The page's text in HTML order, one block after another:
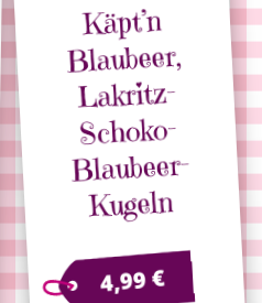
Käpt’n
Blaubeer,
Lakritz-
Schoko-
Blaubeer-
Kugeln
4,99€